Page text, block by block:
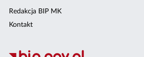
Redakcja BIP MK
Kontakt